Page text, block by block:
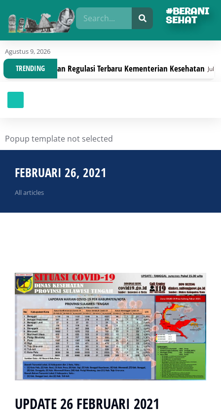
#BERANI
SEHAT
Agustus 9, 2026
TRENDINGDengan Regulasi Terbaru Kementerian Kesehatan Juli 30,
Popup template not selected
FEBRUARI 26, 2021
All articles
UPDATE 26 FEBRUARI 2021